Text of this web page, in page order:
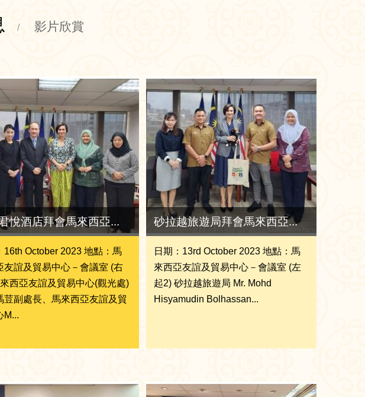
/ 影片欣賞
悅酒店拜會馬來西亞...
16th October 2023 地點：馬
友誼及貿易中心－會議室 (右
西亞友誼及貿易中心(觀光處)
荳副處長、馬來西亞友誼及貿
M...
砂拉越旅遊局拜會馬來西亞...
日期：13rd October 2023 地點：馬
來西亞友誼及貿易中心－會議室 (左
起2) 砂拉越旅遊局 Mr. Mohd
Hisyamudin Bolhassan...